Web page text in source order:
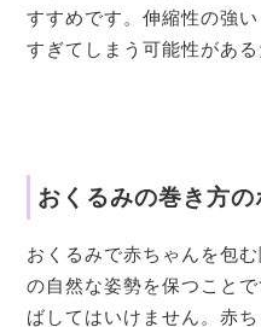
すすめです。伸縮性の強
すぎてしまう可能性があ
おくるみの巻き方の
おくるみで赤ちゃんを包
の自然な姿勢を保つこと
ばしてはいけません。赤